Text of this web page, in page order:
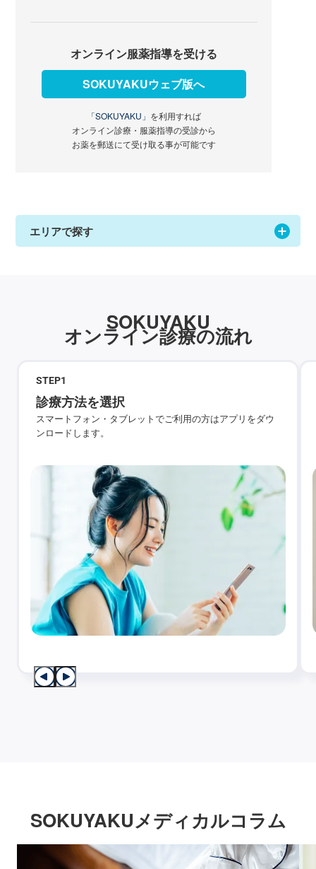
オンライン服薬指導を受ける
SOKUYAKUウェブ版へ
「SOKUYAKU」 を利用すれば
オンライン診療・服薬指導の受診から
お薬を郵送にて受け取る事が可能です
エリアで探す
SOKUYAKU
オンライン診療の流れ
STEP1
診療方法を選択
スマートフォン・タブレットでご利用の方はアプリをダウ
ンロードします。
SOKUYAKUメディカルコラム